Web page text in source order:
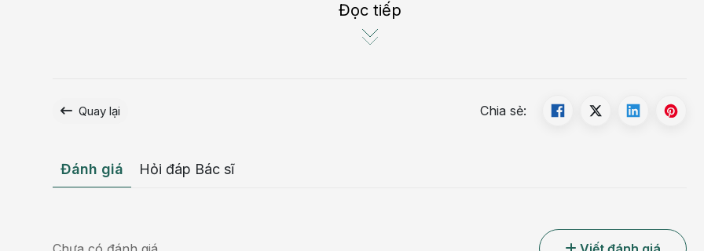
Đọc tiếp
Quay lại Chia sẻ:
Đánh giá Hỏi đáp Bác sĩ